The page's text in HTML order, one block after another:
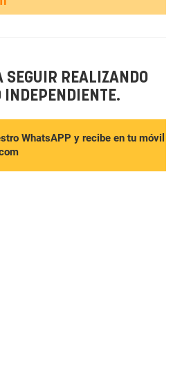
SEGUIR REALIZANDO
INDEPENDIENTE.
WhatsAPP y recibe en tu móvil